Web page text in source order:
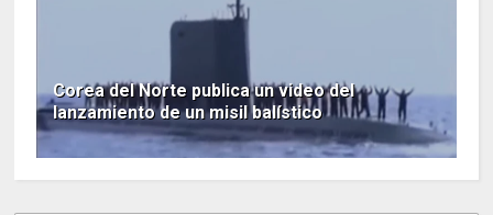
Corea del Norte publica un video del
lanzamiento de un misil balístico